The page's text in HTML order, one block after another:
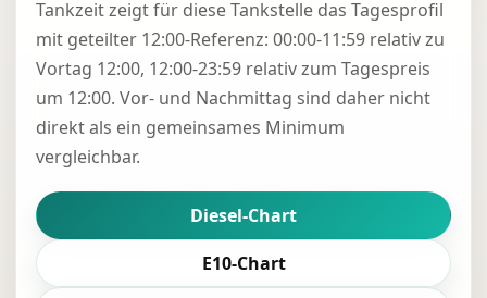
Tankzeit zeigt für diese Tankstelle das Tagesprofil
mit geteilter 12:00-Referenz: 00:00-11:59 relativ zu
Vortag 12:00, 12:00-23:59 relativ zum Tagespreis
um 12:00. Vor- und Nachmittag sind daher nicht
direkt als ein gemeinsames Minimum
vergleichbar.
Diesel-Chart
E10-Chart